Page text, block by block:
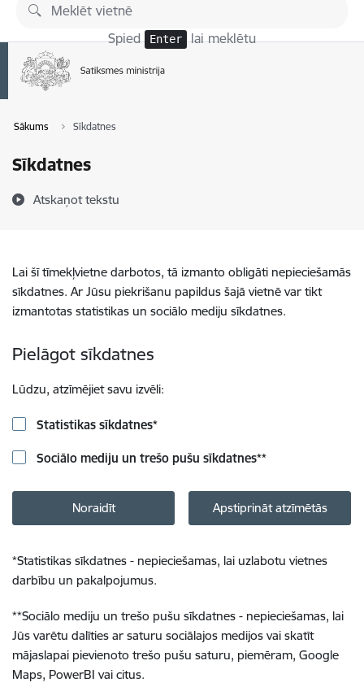
Pāriet uz lapas saturu
Spied Enter lai meklētu
Sākums Sīkdatnes
Sīkdatnes
Atskaņot tekstu
Lai šī tīmekļvietne darbotos, tā izmanto obligāti nepieciešamās
sīkdatnes. Ar Jūsu piekrišanu papildus šajā vietnē var tikt
izmantotas statistikas un sociālo mediju sīkdatnes.
Pielāgot sīkdatnes
Lūdzu, atzīmējiet savu izvēli:
Statistikas sīkdatnes*
Sociālo mediju un trešo pušu sīkdatnes**
Noraidīt Apstiprināt atzīmētās
*Statistikas sīkdatnes - nepieciešamas, lai uzlabotu vietnes
darbību un pakalpojumus.
**Sociālo mediju un trešo pušu sīkdatnes - nepieciešamas, lai
Jūs varētu dalīties ar saturu sociālajos medijos vai skatīt
mājaslapai pievienoto trešo pušu saturu, piemēram, Google
Maps, PowerBI vai citus.